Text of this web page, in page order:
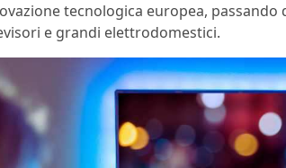
tecnologica europea,
e grandi elettrodomestici.